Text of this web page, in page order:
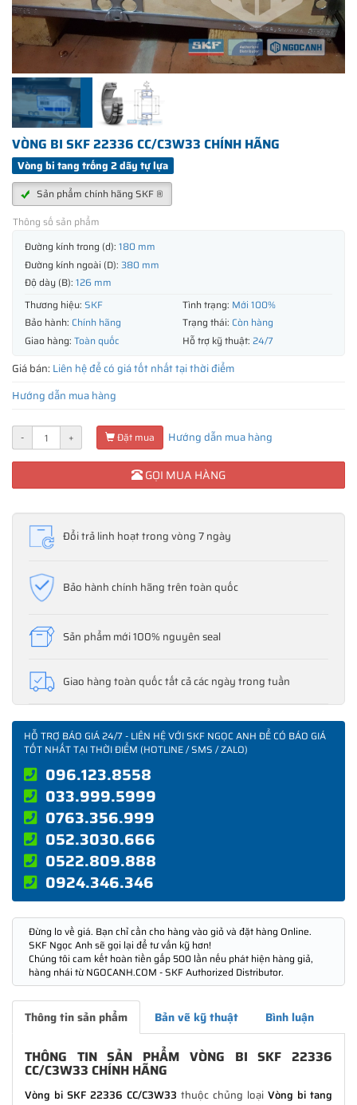
VÒNG BI SKF 22336 CC/C3W33 CHÍNH HÃNG
Vòng bi tang trống 2 dãy tự lựa
Sản phẩm chính hãng SKF ®
Thông số sản phẩm
Đường kính trong (d): 180 mm
Đường kính ngoài (D): 380 mm
Độ dày (B): 126 mm
Thương hiệu: SKF Tình trạng: Mới 100%
Bảo hành: Chính hãng Trạng thái: Còn hàng
Giao hàng: Toàn quốc Hỗ trợ kỹ thuật: 24/7
Giá bán: Liên hệ để có giá tốt nhất tại thời điểm
Hướng dẫn mua hàng
- + Đặt mua Hướng dẫn mua hàng
GỌI MUA HÀNG
Đổi trả linh hoạt trong vòng 7 ngày
Bảo hành chính hãng trên toàn quốc
Sản phẩm mới 100% nguyên seal
Giao hàng toàn quốc tất cả các ngày trong tuần
HỖ TRỢ BÁO GIÁ 24/7 - LIÊN HỆ VỚI SKF NGỌC ANH ĐỂ CÓ BÁO GIÁ
TỐT NHẤT TẠI THỜI ĐIỂM (HOTLINE / SMS / ZALO)
096.123.8558
033.999.5999
0763.356.999
052.3030.666
0522.809.888
0924.346.346
Đừng lo về giá. Bạn chỉ cần cho hàng vào giỏ và đặt hàng Online.
SKF Ngọc Anh sẽ gọi lại để tư vấn kỹ hơn!
Chúng tôi cam kết hoàn tiền gấp 500 lần nếu phát hiện hàng giả,
hàng nhái từ NGOCANH.COM - SKF Authorized Distributor.
Thông tin sản phẩm Bản vẽ kỹ thuật Bình luận
THÔNG TIN SẢN PHẨM VÒNG BI SKF 22336
CC/C3W33 CHÍNH HÃNG
Vòng bi SKF 22336 CC/C3W33 thuộc chủng loại Vòng bi tang